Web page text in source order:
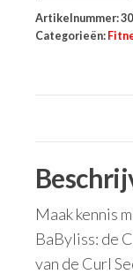
Artikelnummer:
Categorieën:
Maak kennis
BaByliss: de
van de Curl